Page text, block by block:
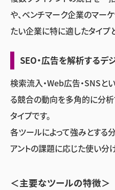
や、ベンチマーク企業のマー
たい企業に特に適したタイプ
SEO・広告を解析する
検索流入・Web広告・SNSと
る競合の動向を多角的に分
タイプです。
各ツールによって強みとする
アントの課題に応じた使い分
＜主要なツールの特徴＞